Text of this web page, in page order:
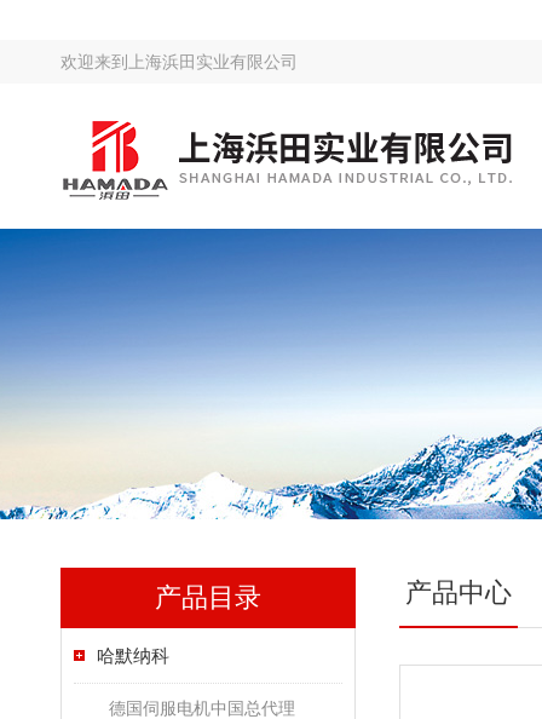
欢迎来到 上海浜田实业有限公司
产品目录
哈默纳科
德国伺服电机中国总代理
产品中心